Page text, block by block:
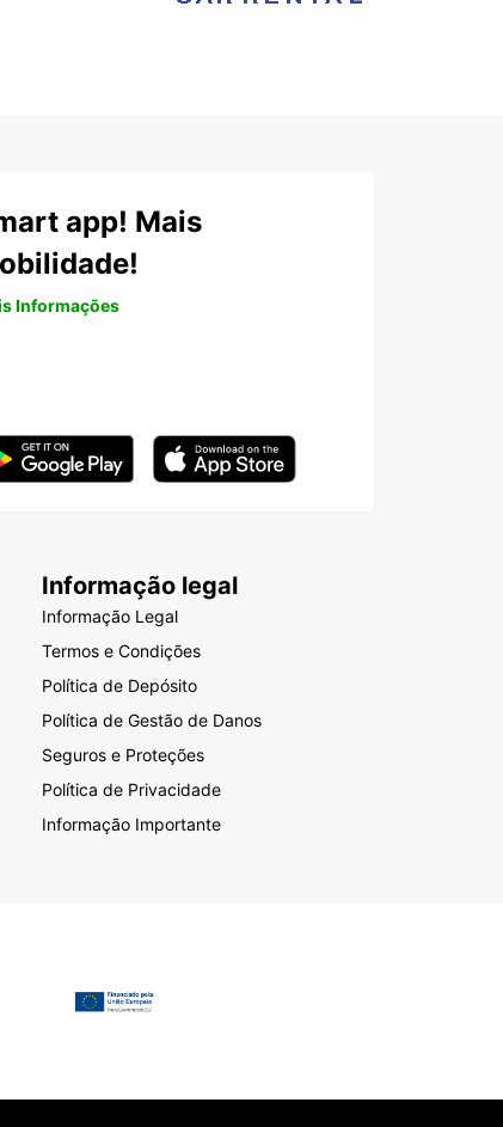
app! Mais
Informações
Informação legal
Informação Legal
Termos e Condições
Política de Depósito
Política de Gestão de Danos
Seguros e Proteções
Política de Privacidade
Informação Importante